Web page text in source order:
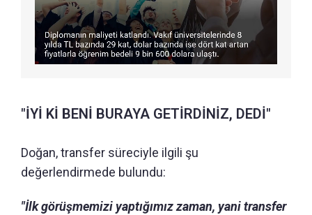
"İYİ Kİ BENİ BURAYA GETİRDİNİZ, DEDİ"
Doğan, transfer süreciyle ilgili şu
değerlendirmede bulundu:
"İlk görüşmemizi yaptığımız zaman, yani transfer